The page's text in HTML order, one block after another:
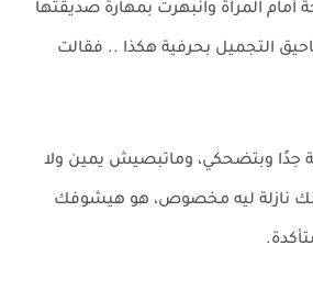
المرآة وانبهرت بمهارة صديقتها
التجميل بحرفية هكذا .. فقالت
جدًا وبتضحكي، وماتبصيش يمين ولا
نازلة ليه مخصوص، هو هيشوفك